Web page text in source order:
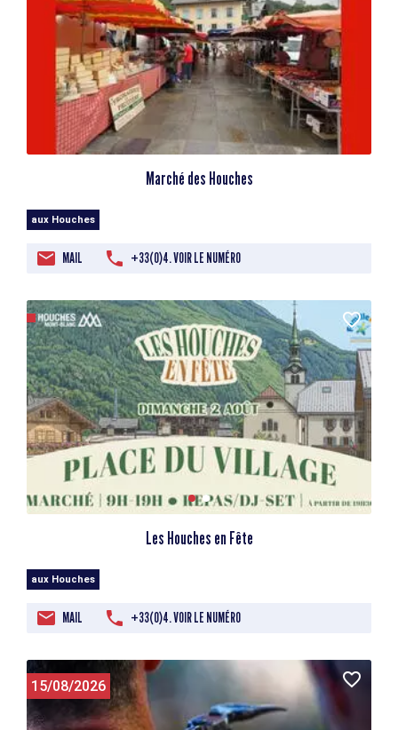
Marché des Houches
aux Houches
MAIL +33(0)4. VOIR LE NUMÉRO
Les Houches en Fête
aux Houches
MAIL +33(0)4. VOIR LE NUMÉRO
15/08/2026